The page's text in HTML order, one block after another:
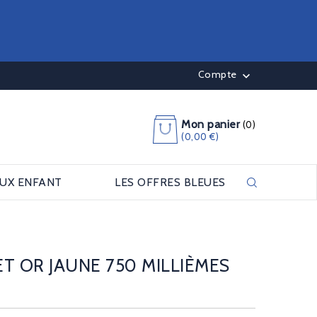
Compte 
Mon panier (0)
(0,00 €)
ENFANT LES OFFRES BLEUES
OR JAUNE 750 MILLIÈMES